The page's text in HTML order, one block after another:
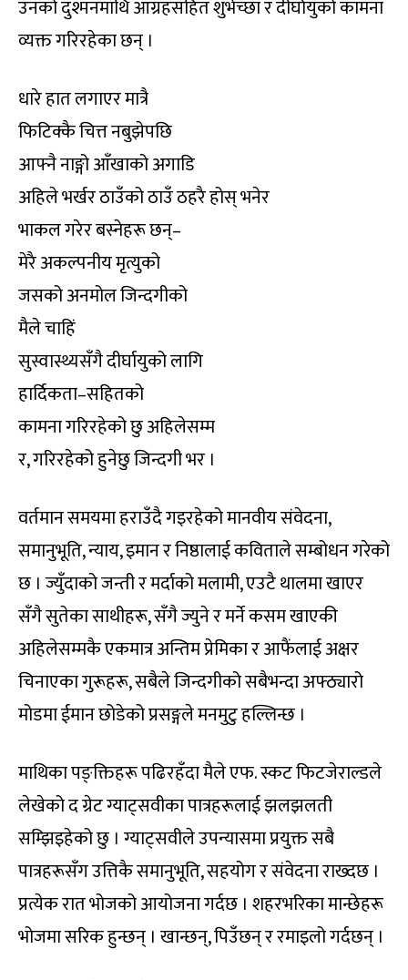
उनको दुश्मनमाथि आग्रहसहित शुभेच्छा र दीर्घायुको कामना
व्यक्त गरिरहेका छन् ।
धारे हात लगाएर मात्रै
फिटिक्कै चित्त नबुझेपछि
आफ्नै नाङ्गो आँखाको अगाडि
अहिले भर्खर ठाउँको ठाउँ ठहरै होस् भनेर
भाकल गरेर बस्नेहरू छन्–
मेरै अकल्पनीय मृत्युको
जसको अनमोल जिन्दगीको
मैले चाहिं
सुस्वास्थ्यसँगै दीर्घायुको लागि
हार्दिकता–सहितको
कामना गरिरहेको छु अहिलेसम्म
र, गरिरहेको हुनेछु जिन्दगी भर ।
वर्तमान समयमा हराउँदै गइरहेको मानवीय संवेदना,
समानुभूति, न्याय, इमान र निष्ठालाई कविताले सम्बोधन गरेको
छ । ज्युँदाको जन्ती र मर्दाको मलामी, एउटै थालमा खाएर
सँगै सुतेका साथीहरू, सँगै ज्युने र मर्ने कसम खाएकी
अहिलेसम्मकै एकमात्र अन्तिम प्रेमिका र आफैंलाई अक्षर
चिनाएका गुरूहरू, सबैले जिन्दगीको सबैभन्दा अफ्ठ्यारो
मोडमा ईमान छोडेको प्रसङ्गले मनमुटु हल्लिन्छ ।
माथिका पङ्क्तिहरू पढिरहँदा मैले एफ. स्कट फिटजेराल्डले
लेखेको द ग्रेट ग्याट्सवीका पात्रहरूलाई झलझलती
सम्झिइहेको छु । ग्याट्सवीले उपन्यासमा प्रयुक्त सबै
पात्रहरूसँग उत्तिकै समानुभूति, सहयोग र संवेदना राख्दछ ।
प्रत्येक रात भोजको आयोजना गर्दछ । शहरभरिका मान्छेहरू
भोजमा सरिक हुन्छन् । खान्छन्, पिउँछन् र रमाइलो गर्दछन् ।